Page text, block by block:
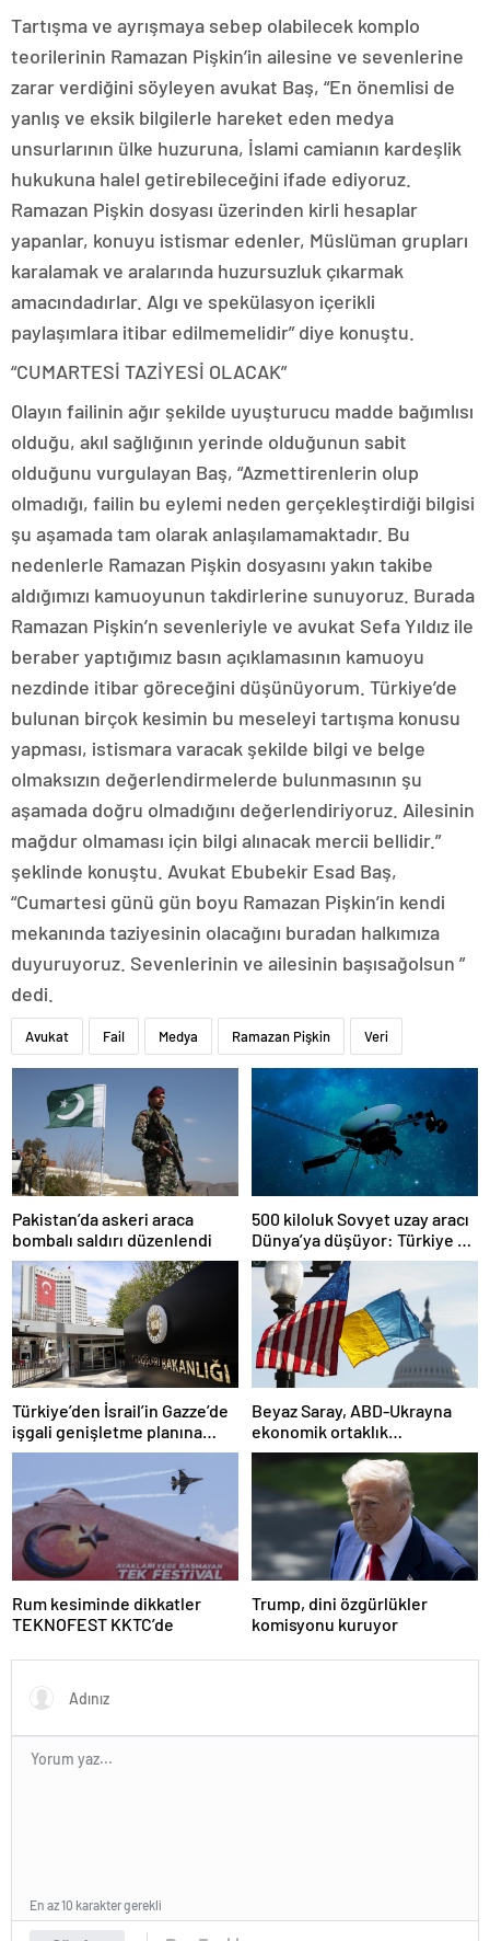
Tartışma ve ayrışmaya sebep olabilecek komplo
teorilerinin Ramazan Pişkin’in ailesine ve sevenlerine
zarar verdiğini söyleyen avukat Baş, “En önemlisi de
yanlış ve eksik bilgilerle hareket eden medya
unsurlarının ülke huzuruna, İslami camianın kardeşlik
hukukuna halel getirebileceğini ifade ediyoruz.
Ramazan Pişkin dosyası üzerinden kirli hesaplar
yapanlar, konuyu istismar edenler, Müslüman grupları
karalamak ve aralarında huzursuzluk çıkarmak
amacındadırlar. Algı ve spekülasyon içerikli
paylaşımlara itibar edilmemelidir” diye konuştu.
“CUMARTESİ TAZİYESİ OLACAK”
Olayın failinin ağır şekilde uyuşturucu madde bağımlısı
olduğu, akıl sağlığının yerinde olduğunun sabit
olduğunu vurgulayan Baş, “Azmettirenlerin olup
olmadığı, failin bu eylemi neden gerçekleştirdiği bilgisi
şu aşamada tam olarak anlaşılamamaktadır. Bu
nedenlerle Ramazan Pişkin dosyasını yakın takibe
aldığımızı kamuoyunun takdirlerine sunuyoruz. Burada
Ramazan Pişkin’n sevenleriyle ve avukat Sefa Yıldız ile
beraber yaptığımız basın açıklamasının kamuoyu
nezdinde itibar göreceğini düşünüyorum. Türkiye’de
bulunan birçok kesimin bu meseleyi tartışma konusu
yapması, istismara varacak şekilde bilgi ve belge
olmaksızın değerlendirmelerde bulunmasının şu
aşamada doğru olmadığını değerlendiriyoruz. Ailesinin
mağdur olmaması için bilgi alınacak mercii bellidir.”
şeklinde konuştu. Avukat Ebubekir Esad Baş,
“Cumartesi günü gün boyu Ramazan Pişkin’in kendi
mekanında taziyesinin olacağını buradan halkımıza
duyuruyoruz. Sevenlerinin ve ailesinin başısağolsun ”
dedi.
Avukat Fail Medya Ramazan Pişkin Veri
Pakistan’da askeri araca
bombalı saldırı düzenlendi
500 kiloluk Sovyet uzay aracı
Dünya’ya düşüyor: Türkiye de
risk altında
Türkiye’den İsrail’in Gazze’de
işgali genişletme planına
tepki
Beyaz Saray, ABD-Ukrayna
ekonomik ortaklık
anlaşmasının detaylarını
Rum kesiminde dikkatler
TEKNOFEST KKTC’de
Trump, dini özgürlükler
komisyonu kuruyor
En az 10 karakter gerekli